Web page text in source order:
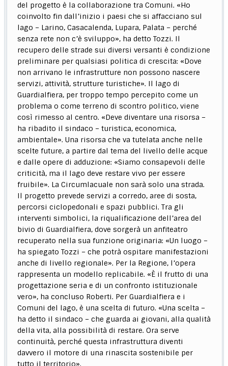
del progetto è la collaborazione tra Comuni. «Ho
coinvolto fin dall’inizio i paesi che si affacciano sul
lago – Larino, Casacalenda, Lupara, Palata – perché
senza rete non c’è sviluppo», ha detto Tozzi. Il
recupero delle strade sui diversi versanti è condizione
preliminare per qualsiasi politica di crescita: «Dove
non arrivano le infrastrutture non possono nascere
servizi, attività, strutture turistiche». Il lago di
Guardialfiera, per troppo tempo percepito come un
problema o come terreno di scontro politico, viene
così rimesso al centro. «Deve diventare una risorsa –
ha ribadito il sindaco – turistica, economica,
ambientale». Una risorsa che va tutelata anche nelle
scelte future, a partire dal tema del livello delle acque
e dalle opere di adduzione: «Siamo consapevoli delle
criticità, ma il lago deve restare vivo per essere
fruibile». La Circumlacuale non sarà solo una strada.
Il progetto prevede servizi a corredo, aree di sosta,
percorsi ciclopedonali e spazi pubblici. Tra gli
interventi simbolici, la riqualificazione dell’area del
bivio di Guardialfiera, dove sorgerà un anfiteatro
recuperato nella sua funzione originaria: «Un luogo –
ha spiegato Tozzi – che potrà ospitare manifestazioni
anche di livello regionale». Per la Regione, l’opera
rappresenta un modello replicabile. «È il frutto di una
progettazione seria e di un confronto istituzionale
vero», ha concluso Roberti. Per Guardialfiera e i
Comuni del lago, è una scelta di futuro. «Una scelta –
ha detto il sindaco – che guarda ai giovani, alla qualità
della vita, alla possibilità di restare. Ora serve
continuità, perché questa infrastruttura diventi
davvero il motore di una rinascita sostenibile per
tutto il territorio».